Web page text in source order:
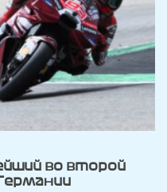
во второй